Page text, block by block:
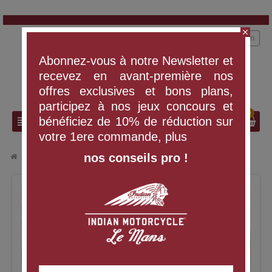
view_headline search
Connexion
0
VÊTEMENTS ET ÉQUIPEMENT chevron_right DÉBARDEUR À À NOEUDS
close
Abonnez-vous à notre Newsletter et
recevez en avant-première nos
offres exclusives et bons plans,
participez à nos jeux concours et
bénéficiez de 10% de réduction sur
votre 1ere commande, plus
nos conseils pro !